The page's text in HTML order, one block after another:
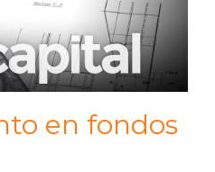
en fondos